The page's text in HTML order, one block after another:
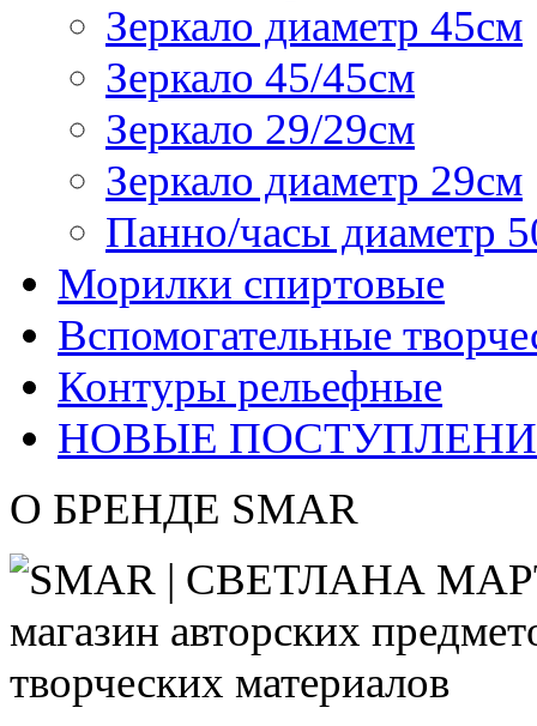
Зеркало диаметр 45см
Зеркало 45/45см
Зеркало 29/29см
Зеркало диаметр 29см
Панно/часы диаметр
Морилки спиртовые
Вспомогательные
Контуры рельефные
НОВЫЕ
О БРЕНДЕ SMAR